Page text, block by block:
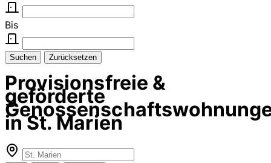
Bis
Suchen Zurücksetzen
Provisionsfreie &
geförderte
in St. Marien